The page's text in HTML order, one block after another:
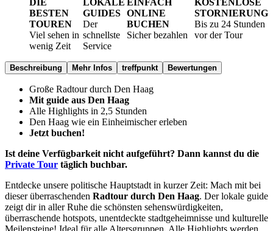
BESTEN
TOUREN
Viel sehen in
wenig Zeit
GUIDES
Der
schnellste
Service
ONLINE
BUCHEN
Sicher bezahlen
STORNIERUNG
Bis zu 24 Stunden
vor der Tour
Beschreibung Mehr Infos treffpunkt Bewertungen
Große Radtour durch Den Haag
Mit guide aus Den Haag
Alle Highlights in 2,5 Stunden
Den Haag wie ein Einheimischer erleben
Jetzt buchen!
Ist deine Verfügbarkeit nicht aufgeführt? Dann kannst du die
Private Tour täglich buchbar.
Entdecke unsere politische Hauptstadt in kurzer Zeit: Mach mit bei
dieser überraschenden Radtour durch Den Haag. Der lokale guide
zeigt dir in aller Ruhe die schönsten sehenswürdigkeiten,
überraschende hotspots, unentdeckte stadtgeheimnisse und kulturelle
Meilensteine! Ideal für alle Altersgruppen. Alle Highlights werden